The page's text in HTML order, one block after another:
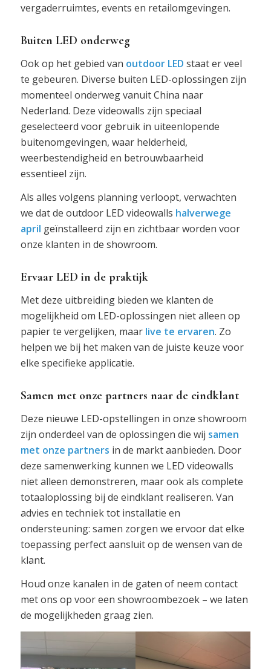
vergaderruimtes, events en retailomgevingen.
Buiten LED onderweg
Ook op het gebied van outdoor LED staat er veel
te gebeuren. Diverse buiten LED-oplossingen zijn
momenteel onderweg vanuit China naar
Nederland. Deze videowalls zijn speciaal
geselecteerd voor gebruik in uiteenlopende
buitenomgevingen, waar helderheid,
weerbestendigheid en betrouwbaarheid
essentieel zijn.
Als alles volgens planning verloopt, verwachten
we dat de outdoor LED videowalls halverwege
april geïnstalleerd zijn en zichtbaar worden voor
onze klanten in de showroom.
Ervaar LED in de praktijk
Met deze uitbreiding bieden we klanten de
mogelijkheid om LED-oplossingen niet alleen op
papier te vergelijken, maar live te ervaren. Zo
helpen we bij het maken van de juiste keuze voor
elke specifieke applicatie.
Samen met onze partners naar de eindklant
Deze nieuwe LED-opstellingen in onze showroom
zijn onderdeel van de oplossingen die wij samen
met onze partners in de markt aanbieden. Door
deze samenwerking kunnen we LED videowalls
niet alleen demonstreren, maar ook als complete
totaaloplossing bij de eindklant realiseren. Van
advies en techniek tot installatie en
ondersteuning: samen zorgen we ervoor dat elke
toepassing perfect aansluit op de wensen van de
klant.
Houd onze kanalen in de gaten of neem contact
met ons op voor een showroombezoek – we laten
de mogelijkheden graag zien.